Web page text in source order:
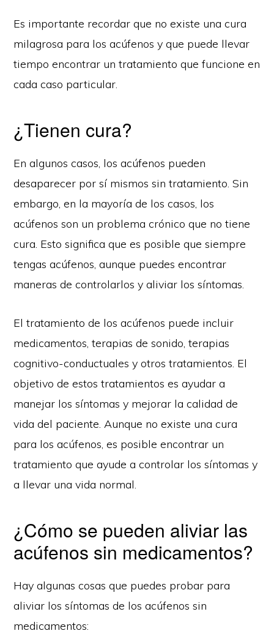
Es importante recordar que no existe una cura
milagrosa para los acúfenos y que puede llevar
tiempo encontrar un tratamiento que funcione en
cada caso particular.
¿Tienen cura?
En algunos casos, los acúfenos pueden
desaparecer por sí mismos sin tratamiento. Sin
embargo, en la mayoría de los casos, los
acúfenos son un problema crónico que no tiene
cura. Esto significa que es posible que siempre
tengas acúfenos, aunque puedes encontrar
maneras de controlarlos y aliviar los síntomas.
El tratamiento de los acúfenos puede incluir
medicamentos, terapias de sonido, terapias
cognitivo-conductuales y otros tratamientos. El
objetivo de estos tratamientos es ayudar a
manejar los síntomas y mejorar la calidad de
vida del paciente. Aunque no existe una cura
para los acúfenos, es posible encontrar un
tratamiento que ayude a controlar los síntomas y
a llevar una vida normal.
¿Cómo se pueden aliviar las
acúfenos sin medicamentos?
Hay algunas cosas que puedes probar para
aliviar los síntomas de los acúfenos sin
medicamentos: